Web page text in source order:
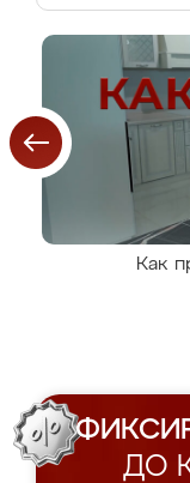
Как
ДО